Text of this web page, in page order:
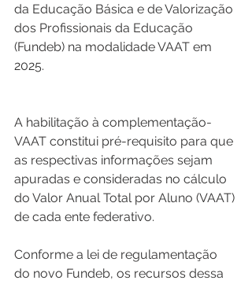
da Educação Básica e de Valorização
dos Profissionais da Educação
(Fundeb) na modalidade VAAT em
2025.
A habilitação à complementação-
VAAT constitui pré-requisito para que
as respectivas informações sejam
apuradas e consideradas no cálculo
do Valor Anual Total por Aluno (VAAT)
de cada ente federativo.
Conforme a lei de regulamentação
do novo Fundeb, os recursos dessa